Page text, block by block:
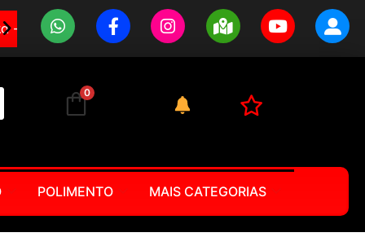
0
POLIMENTO MAIS CATEGORIAS